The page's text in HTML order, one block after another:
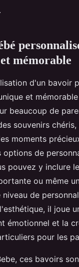
mémorable
d'un bavoir
et
beaucoup de
souvenirs
moments
options de
pouvez y inclure
ou même
niveau de
il joue
émotionnel et la
pour les
ces bavoirs